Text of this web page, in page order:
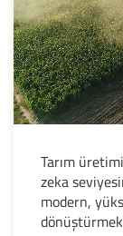
Tarım
zeka
modern,